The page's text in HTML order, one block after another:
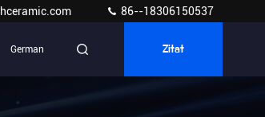
86--18306150537
German Zitat